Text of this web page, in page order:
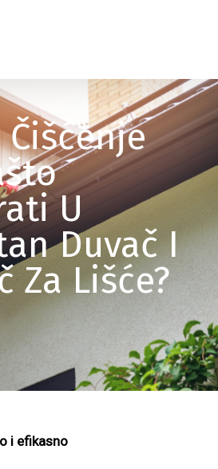
Čišćenje
U
Duvač I
Za Lišće?
i efikasno